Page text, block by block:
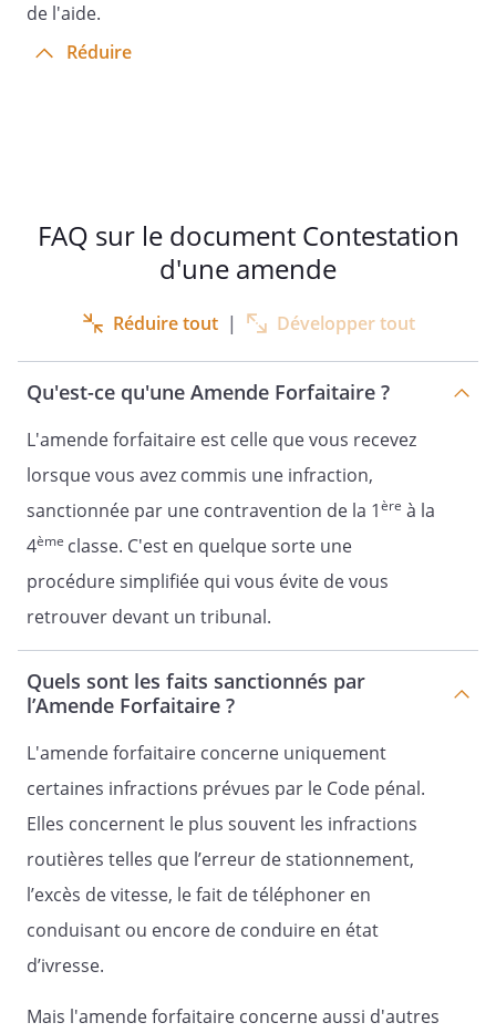
de l'aide.
Réduire
FAQ sur le document Contestation
d'une amende
Réduire tout | Développer tout
Qu'est-ce qu'une Amende Forfaitaire ?
L'amende forfaitaire est celle que vous recevez
lorsque vous avez commis une infraction,
sanctionnée par une contravention de la 1ère à la
4ème classe. C'est en quelque sorte une
procédure simplifiée qui vous évite de vous
retrouver devant un tribunal.
Quels sont les faits sanctionnés par
l’Amende Forfaitaire ?
L'amende forfaitaire concerne uniquement
certaines infractions prévues par le Code pénal.
Elles concernent le plus souvent les infractions
routières telles que l’erreur de stationnement,
l’excès de vitesse, le fait de téléphoner en
conduisant ou encore de conduire en état
d’ivresse.
Mais l'amende forfaitaire concerne aussi d'autres